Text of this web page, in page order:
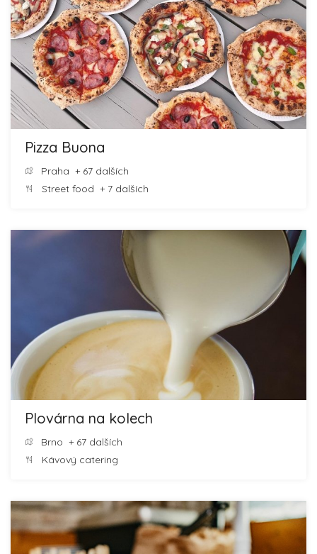
Pizza Buona
Praha + 67 dalších
Street food + 7 dalších
Plovárna na kolech
Brno + 67 dalších
Kávový catering